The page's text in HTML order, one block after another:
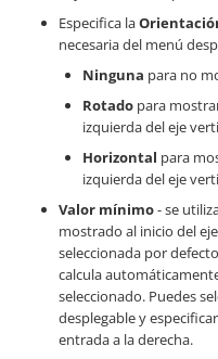
Especifica la
necesaria del menú
Ninguna para no
Rotado para
izquierda del eje
Horizontal para
izquierda del eje
Valor mínimo- se
mostrado al inicio del
seleccionada por
calcula
seleccionado. Puedes
desplegable y
entrada a la derecha.